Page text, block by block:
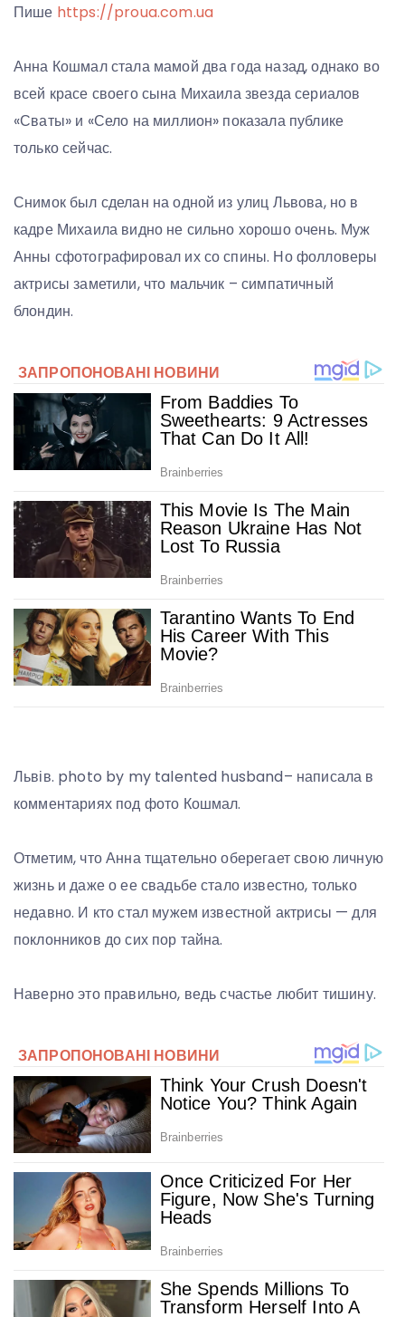
Пише https://proua.com.ua
Анна Кошмал стала мамой два года назад, однако во
всей красе своего сына Михаила звезда сериалов
«Сваты» и «Село на миллион» показала публике
только сейчас.
Снимок был сделан на одной из улиц Львова, но в
кадре Михаила видно не сильно хорошо очень. Муж
Анны сфотографировал их со спины. Но фолловеры
актрисы заметили, что мальчик – симпатичный
блондин.
Львів. photo by my talented husband– написала в
комментариях под фото Кошмал.
Отметим, что Анна тщательно оберегает свою личную
жизнь и даже о ее свадьбе стало известно, только
недавно. И кто стал мужем известной актрисы — для
поклонников до сих пор тайна.
Наверно это правильно, ведь счастье любит тишину.